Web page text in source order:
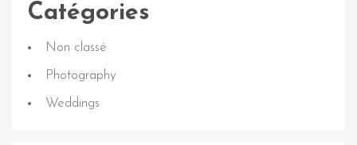
Catégories
Non classé
Photography
Weddings